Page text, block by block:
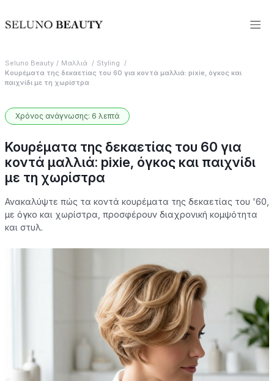
Seluno Beauty Μαλλιά
Styling
Κουρέματα της δεκαετίας του 60 για κοντά μαλλιά: pixie, όγκος και
παιχνίδι με τη χωρίστρα
Χρόνος ανάγνωσης: 6 λεπτά
Κουρέματα της δεκαετίας του 60 για
κοντά μαλλιά: pixie, όγκος και παιχνίδι
με τη χωρίστρα
Ανακαλύψτε πώς τα κοντά κουρέματα της δεκαετίας του '60,
με όγκο και χωρίστρα, προσφέρουν διαχρονική κομψότητα
και στυλ.